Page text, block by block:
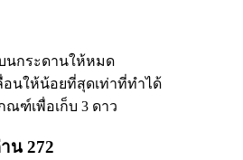
นกระดานให้หมด
อนให้น้อยที่สุดเท่าที่ทำได้
ณฑ์เพื่อเก็บ 3 ดาว
น 272